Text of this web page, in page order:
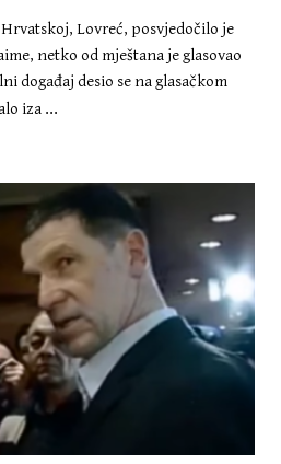
Huljići
novim
Lovreć, posvjedočilo je
netko od mještana je glasovao
događaj desio se na glasačkom
iza ...